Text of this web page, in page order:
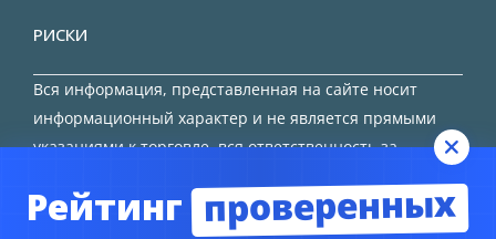
РИСКИ
Вся информация, представленная на сайте носит
информационный характер и не является прямыми
указаниями к торговле, вся ответственность за
Рейтинг проверенных